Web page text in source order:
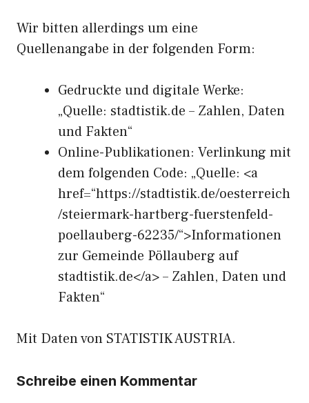
Wir bitten allerdings um eine
Quellenangabe in der folgenden Form:
Gedruckte und digitale Werke:
„Quelle: stadtistik.de – Zahlen, Daten
und Fakten“
Online-Publikationen: Verlinkung mit
dem folgenden Code: „Quelle: <a
href=“https://stadtistik.de/oesterreich
/steiermark-hartberg-fuerstenfeld-
poellauberg-62235/“>Informationen
zur Gemeinde Pöllauberg auf
stadtistik.de</a> – Zahlen, Daten und
Fakten“
Mit Daten von STATISTIK AUSTRIA.
Schreibe einen Kommentar